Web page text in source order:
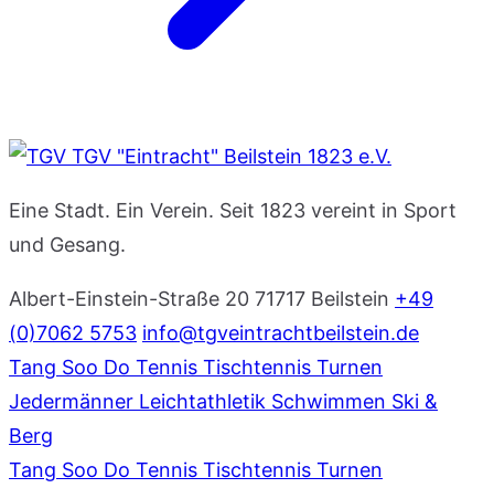
TGV "Eintracht" Beilstein 1823 e.V.
Eine Stadt. Ein Verein. Seit 1823 vereint in Sport
und Gesang.
Albert-Einstein-Straße 20 71717 Beilstein +49
(0)7062 5753 info@tgveintrachtbeilstein.de
Tang Soo Do Tennis Tischtennis Turnen
Jedermänner Leichtathletik Schwimmen Ski &
Berg
Tang Soo Do Tennis Tischtennis Turnen